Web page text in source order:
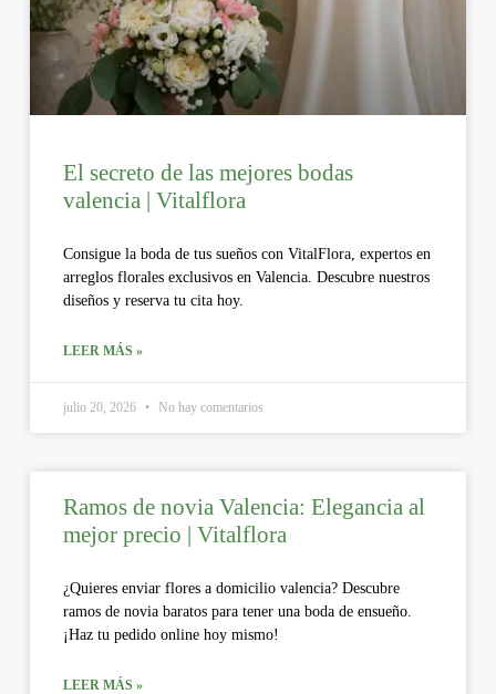
El secreto de las mejores bodas
valencia | Vitalflora
Consigue la boda de tus sueños con VitalFlora, expertos en
arreglos florales exclusivos en Valencia. Descubre nuestros
diseños y reserva tu cita hoy.
LEER MÁS »
julio 20, 2026 No hay comentarios
Ramos de novia Valencia: Elegancia al
mejor precio | Vitalflora
¿Quieres enviar flores a domicilio valencia? Descubre
ramos de novia baratos para tener una boda de ensueño.
¡Haz tu pedido online hoy mismo!
LEER MÁS »